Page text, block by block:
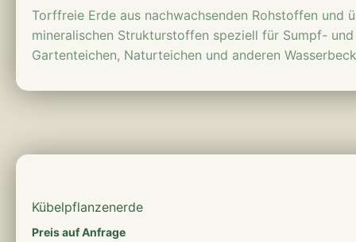
Torffreie Erde aus nachwachsenden Rohstoffen und
mineralischen Strukturstoffen speziell für Sumpf-
Gartenteichen, Naturteichen und anderen
Kübelpflanzen­erde
Preis auf Anfrage